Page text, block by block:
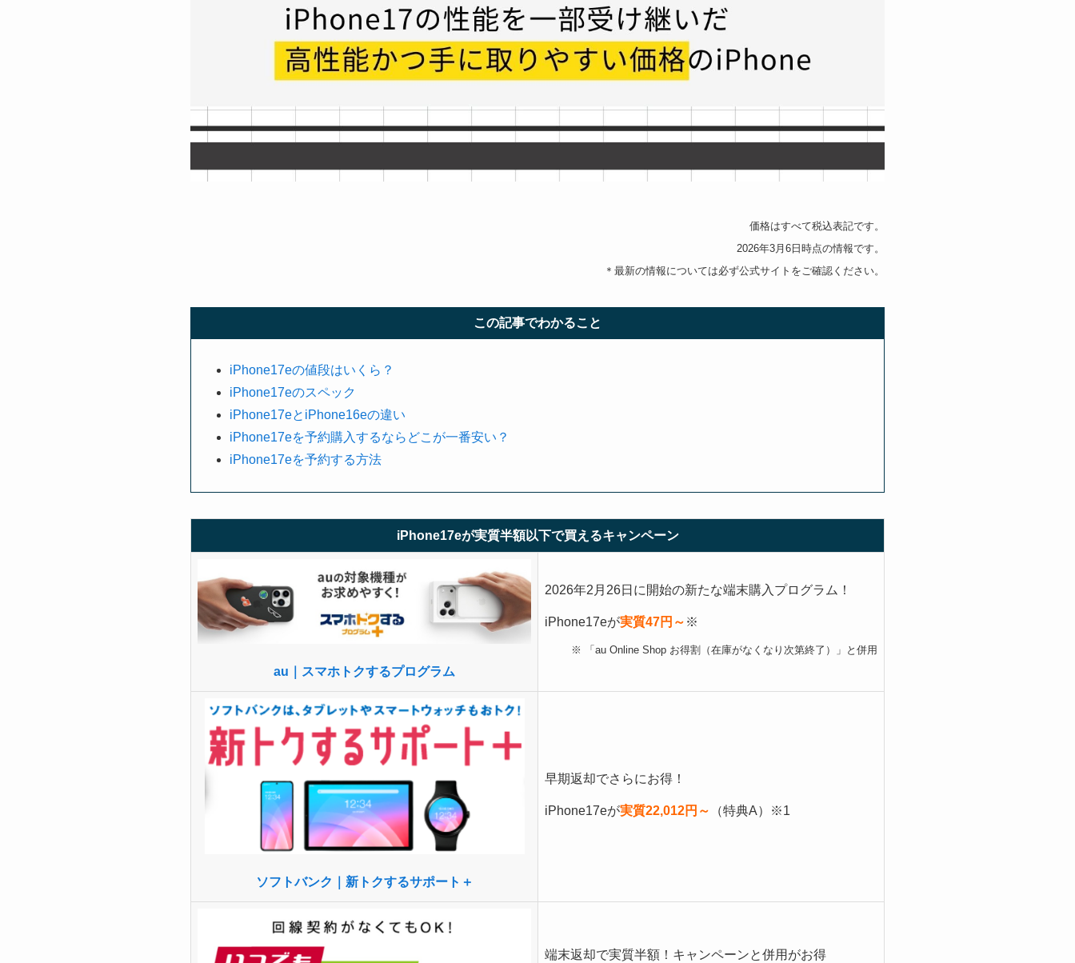
価格はすべて税込表記です。
2026年3月6日時点の情報です。
＊最新の情報については必ず公式サイトをご確認ください。
この記事でわかること
iPhone17eの値段はいくら？
iPhone17eのスペック
iPhone17eとiPhone16eの違い
iPhone17eを予約購入するならどこが一番安い？
iPhone17eを予約する方法
iPhone17eが実質半額以下で買えるキャンペーン
au｜スマホトクするプログラム
2026年2月26日に開始の新たな端末購入プログラム！
iPhone17eが実質47円～ ※
※ 「au Online Shop お得割（在庫がなくなり次第終了）」と併用
ソフトバンク｜新トクするサポート＋
早期返却でさらにお得！
iPhone17eが実質22,012円～ （特典A）※1
端末返却で実質半額！キャンペーンと併用がお得